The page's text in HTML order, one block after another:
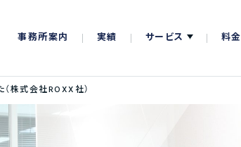
事務所案内 実績 サービス 料金
株式会社ROXX社）